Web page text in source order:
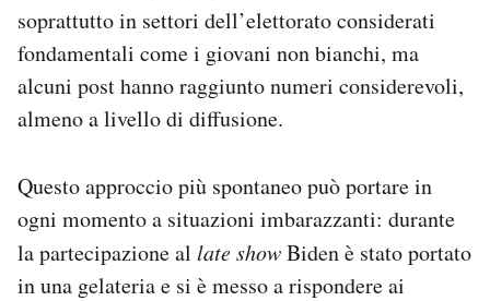
soprattutto in settori dell’elettorato considerati
fondamentali come i giovani non bianchi, ma
alcuni post hanno raggiunto numeri considerevoli,
almeno a livello di diffusione.
Questo approccio più spontaneo può portare in
ogni momento a situazioni imbarazzanti: durante
la partecipazione al late showBiden è stato portato
in una gelateria e si è messo a rispondere ai